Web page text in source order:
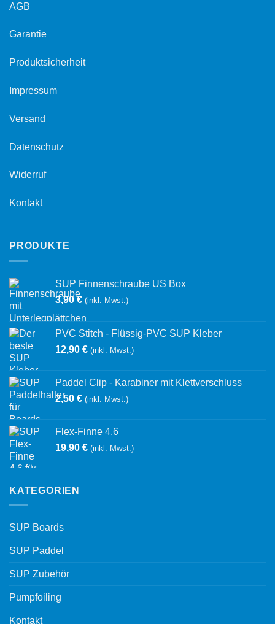
AGB
Garantie
Produktsicherheit
Impressum
Versand
Datenschutz
Widerruf
Kontakt
PRODUKTE
SUP Finnenschraube US Box
3,90€ (inkl. Mwst.)
PVC Stitch - Flüssig-PVC SUP Kleber
12,90 € (inkl. Mwst.)
Paddel Clip - Karabiner mit Klettverschluss
2,50 € (inkl. Mwst.)
Flex-Finne 4.6
19,90 € (inkl. Mwst.)
KATEGORIEN
SUP Boards
SUP Paddel
SUP Zubehör
Pumpfoiling
Kontakt